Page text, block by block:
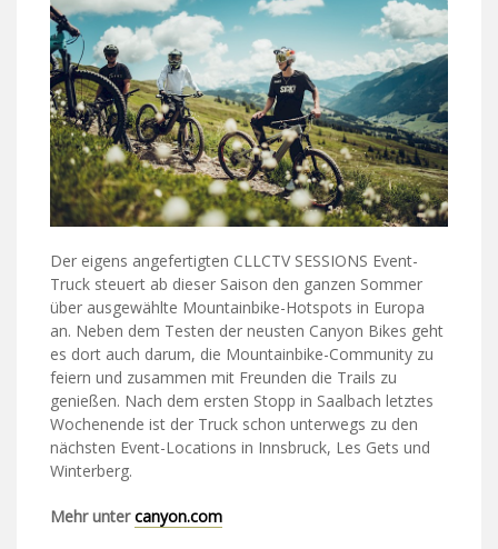
Der eigens angefertigten CLLCTV SESSIONS Event-
Truck steuert ab dieser Saison den ganzen Sommer
über ausgewählte Mountainbike-Hotspots in Europa
an. Neben dem Testen der neusten Canyon Bikes geht
es dort auch darum, die Mountainbike-Community zu
feiern und zusammen mit Freunden die Trails zu
genießen. Nach dem ersten Stopp in Saalbach letztes
Wochenende ist der Truck schon unterwegs zu den
nächsten Event-Locations in Innsbruck, Les Gets und
Winterberg.
Mehr untercanyon.com